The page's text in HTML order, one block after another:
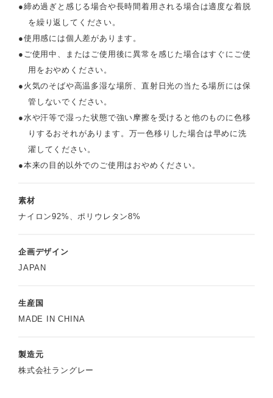
●締め過ぎと感じる場合や長時間着用される場合は適度な着脱
を繰り返してください。
●使用感には個人差があります。
● ご使用中、またはご使用後に異常を感じた場合はすぐにご使
用をおやめください。
● 火気のそばや高温多湿な場所、直射日光の当たる場所には保
管しないでください。
● 水や汗等で湿った状態で強い摩擦を受けると他のものに色移
りするおそれがあります。万一色移りした場合は早めに洗
濯してください。
●本来の目的以外でのご使用はおやめください。
素材
ナイロン92%、ポリウレタン8%
企画デザイン
JAPAN
生産国
MADE IN CHINA
製造元
株式会社ラングレー